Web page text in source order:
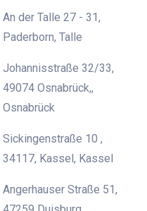
An der Talle 27 - 31,
Paderborn, Talle
Johannisstraße 32/33,
49074 Osnabrück,,
Osnabrück
Sickingenstraße 10 ,
34117, Kassel, Kassel
Angerhauser Straße 51,